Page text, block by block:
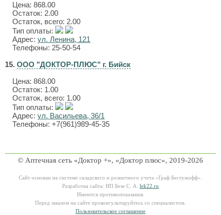
Цена: 868.00
Остаток: 2.00
Остаток, всего: 2.00
Тип оплаты:
Адрес: ул. Ленина, 121
Телефоны: 25-50-54
15. ООО "ДОКТОР-ПЛЮС" г. Бийск
Цена: 868.00
Остаток: 1.00
Остаток, всего: 1.00
Тип оплаты:
Адрес: ул. Васильева, 36/1
Телефоны: +7(961)989-45-35
© Аптечная сеть «Доктор +», «Доктор плюс», 2019-2026
Сайт основан на системе складского и розничного учета «Граф Бестужефф».
Разработка сайта: ИП Безе С. А. lek22.ru
Имеются противопоказания.
Перед заказом на сайте проконсультируйтесь со специалистом.
Пользовательское соглашение